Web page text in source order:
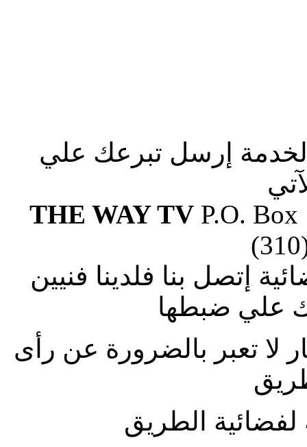
إرسل تبرعك علي
THE WAY TVP.O. Box
إتصل بنا فلدينا فنيين
علي ضبطها
لا تعبر بالضرورة عن رأى
الطريق